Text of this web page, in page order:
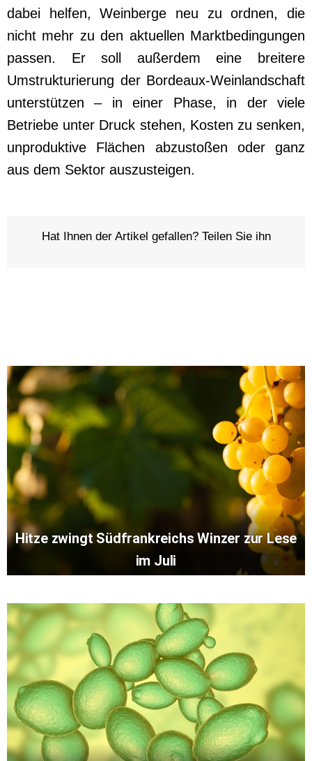
dabei helfen, Weinberge neu zu ordnen, die
nicht mehr zu den aktuellen Marktbedingungen
passen. Er soll außerdem eine breitere
Umstrukturierung der Bordeaux-Weinlandschaft
unterstützen – in einer Phase, in der viele
Betriebe unter Druck stehen, Kosten zu senken,
unproduktive Flächen abzustoßen oder ganz
aus dem Sektor auszusteigen.
Hat Ihnen der Artikel gefallen? Teilen Sie ihn
Hitze zwingt Südfrankreichs Winzer zur Lese
im Juli